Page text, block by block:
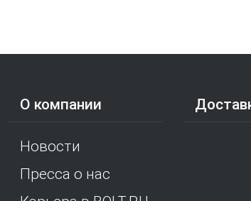
О компании
Новости
Пресса о нас